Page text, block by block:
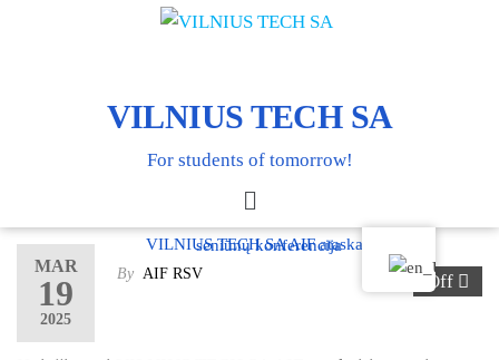
VILNIUS TECH SA
For students of tomorrow!
MAR
19
2025
Off
VILNIUS TECH SA AIF ataskaitinė seniūnų konferencija
By AIF RSV